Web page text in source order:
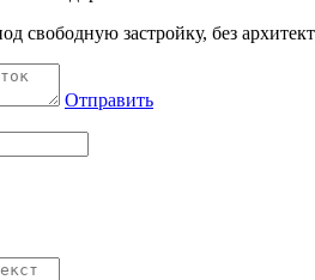
свободную застройку, без
Отправить